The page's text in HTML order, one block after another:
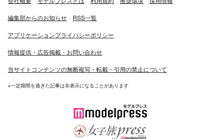
編集部からのお知らせ RSS一覧
アプリケーションプライバシーポリシー
情報提供・広告掲載・お問い合わせ
当サイトコンテンツの無断複写・転載・引用の禁止について
※一定期間を過ぎた記事は非表示になることがあります